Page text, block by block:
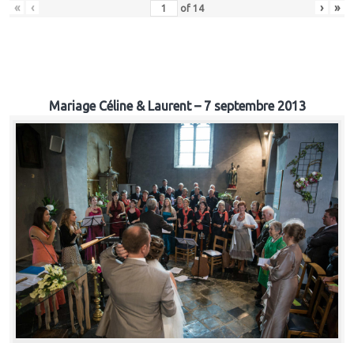
« ‹ of 14 › »
Mariage Céline & Laurent – 7 septembre 2013